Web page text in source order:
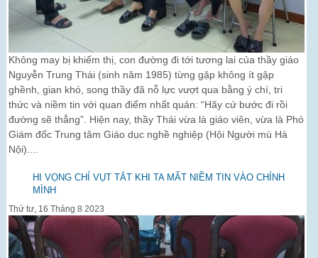
Không may bị khiếm thị, con đường đi tới tương lai của thầy giáo
Nguyễn Trung Thái (sinh năm 1985) từng gặp không ít gập
ghềnh, gian khó, song thầy đã nỗ lực vượt qua bằng ý chí, tri
thức và niềm tin với quan điểm nhất quán: “Hãy cứ bước đi rồi
đường sẽ thẳng”. Hiện nay, thầy Thái vừa là giáo viên, vừa là Phó
Giám đốc Trung tâm Giáo dục nghề nghiệp (Hội Người mù Hà
Nội)....
HI VỌNG CHỈ VỤT TẮT KHI TA MẤT NIỀM TIN VÀO CHÍNH
MÌNH
Thứ tư, 16 Tháng 8 2023